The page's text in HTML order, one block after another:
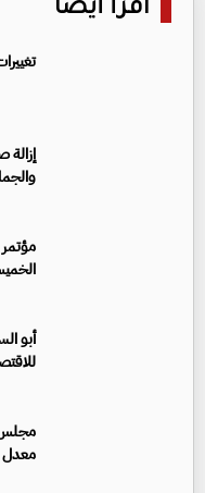
اقرأ أيضا
أبو
مجلس
معدل